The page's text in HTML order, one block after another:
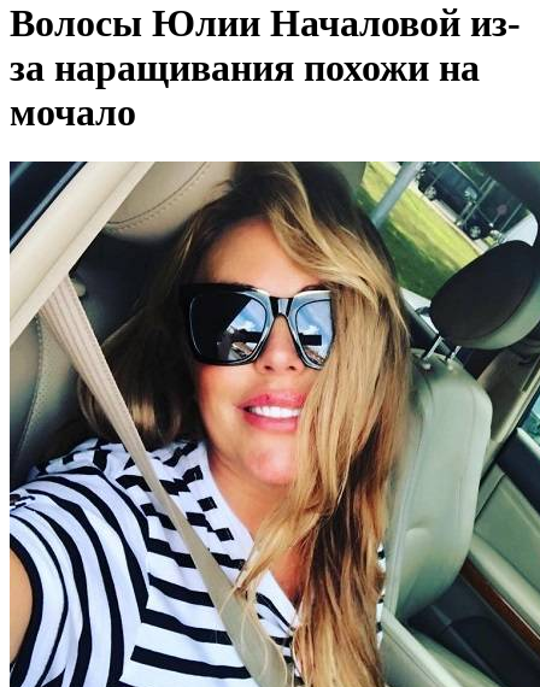
Волосы Юлии Началовой из-
за наращивания похожи на
мочало